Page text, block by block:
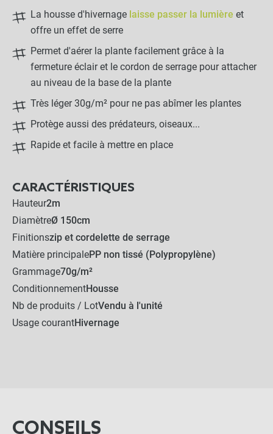
La housse d'hivernage laisse passer la lumière et
offre un effet de serre
Permet d'aérer la plante facilement grâce à la
fermeture éclair et le cordon de serrage pour attacher
au niveau de la base de la plante
Très léger 30g/m² pour ne pas abîmer les plantes
Protège aussi des prédateurs, oiseaux...
Rapide et facile à mettre en place
CARACTÉRISTIQUES
Hauteur2m
DiamètreØ 150cm
Finitionszip et cordelette de serrage
Matière principalePP non tissé (Polypropylène)
Grammage70g/m²
ConditionnementHousse
Nb de produits / LotVendu à l'unité
Usage courantHivernage
CONSEILS